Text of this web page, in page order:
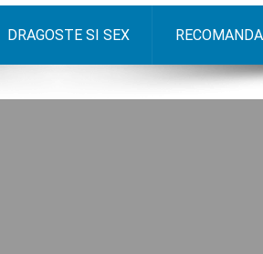
DRAGOSTE SI SEX